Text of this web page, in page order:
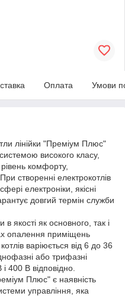
Оплата Умови
лінійки "Преміум Плюс"
високого класу,
комфорту,
створенні електрокотлів
електроніки, якісні
довгий термін служби
в якості як основного, так і
опалення приміщень
варіюється від 6 до 36
або трифазні
400 В відповідно.
Плюс" є наявність
управління, яка